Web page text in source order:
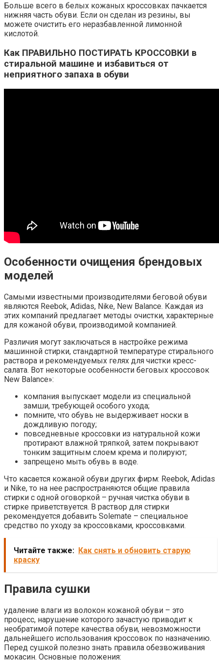
Больше всего в белых кожаных кроссовках пачкается
нижняя часть обуви. Если он сделан из резины, вы
можете очистить его неразбавленной лимонной
кислотой.
Как ПРАВИЛЬНО ПОСТИРАТЬ КРОССОВКИ в
стиральной машине и избавиться от
неприятного запаха в обуви
Особенности очищения брендовых
моделей
Самыми известными производителями беговой обуви
являются Reebok, Adidas, Nike, New Balance. Каждая из
этих компаний предлагает методы очистки, характерные
для кожаной обуви, производимой компанией.
Различия могут заключаться в настройке режима
машинной стирки, стандартной температуре стирального
раствора и рекомендуемых гелях для чистки кресс-
салата. Вот некоторые особенности беговых кроссовок
New Balance»:
компания выпускает модели из специальной
замши, требующей особого ухода;
помните, что обувь не выдерживает носки в
дождливую погоду;
повседневные кроссовки из натуральной кожи
протирают влажной тряпкой, затем покрывают
тонким защитным слоем крема и полируют;
запрещено мыть обувь в воде.
Что касается кожаной обуви других фирм: Reebok, Adidas
и Nike, то на нее распространяются общие правила
стирки с одной оговоркой – ручная чистка обуви в
стирке приветствуется. В раствор для стирки
рекомендуется добавить Solemate – специальное
средство по уходу за кроссовками, кроссовками.
Читайте также: Как снять и обновить старую
краску
Правила сушки
удаление влаги из волокон кожаной обуви – это
процесс, нарушение которого зачастую приводит к
необратимой потере качества обуви, невозможности
дальнейшего использования кроссовок по назначению.
Перед сушкой полезно знать правила обезвоживания
мокасин. Основные положения: